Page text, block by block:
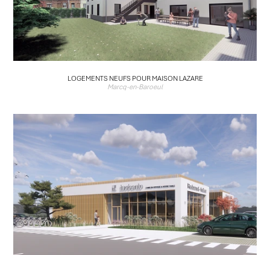
LOGEMENTS NEUFS POUR MAISON LAZARE
Marcq-en-Baroeul